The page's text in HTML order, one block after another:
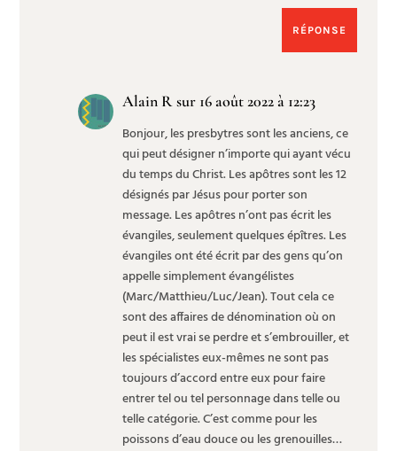
RÉPONSE
Alain R sur 16 août 2022 à 12:23
Bonjour, les presbytres sont les anciens, ce
qui peut désigner n’importe qui ayant vécu
du temps du Christ. Les apôtres sont les 12
désignés par Jésus pour porter son
message. Les apôtres n’ont pas écrit les
évangiles, seulement quelques épîtres. Les
évangiles ont été écrit par des gens qu’on
appelle simplement évangélistes
(Marc/Matthieu/Luc/Jean). Tout cela ce
sont des affaires de dénomination où on
peut il est vrai se perdre et s’embrouiller, et
les spécialistes eux-mêmes ne sont pas
toujours d’accord entre eux pour faire
entrer tel ou tel personnage dans telle ou
telle catégorie. C’est comme pour les
poissons d’eau douce ou les grenouilles…